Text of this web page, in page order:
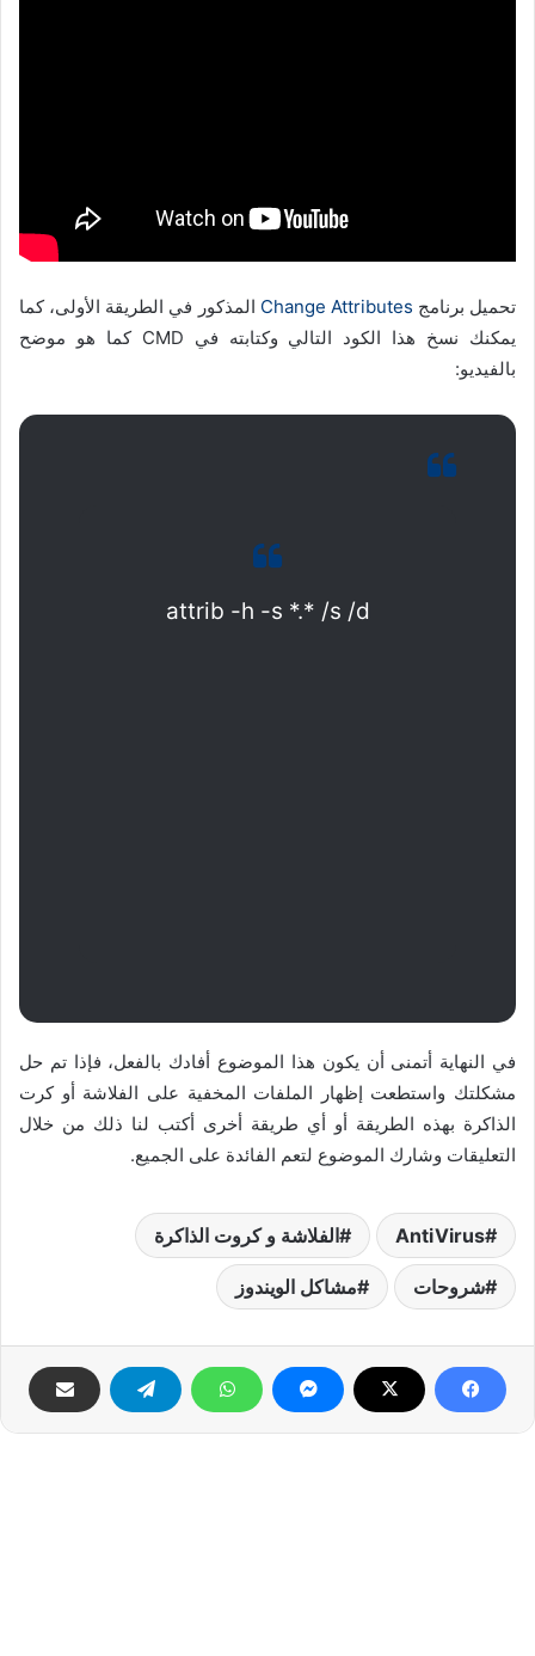
تحميل برنامج Change Attributes المذكور في الطريقة الأولى، كما
يمكنك نسخ هذا الكود التالي وكتابته في CMD كما هو موضح
بالفيديو:
attrib -h -s *.* /s /d
في النهاية أتمنى أن يكون هذا الموضوع أفادك بالفعل، فإذا تم حل
مشكلتك واستطعت إظهار الملفات المخفية على الفلاشة أو كرت
الذاكرة بهذه الطريقة أو أي طريقة أخرى أكتب لنا ذلك من خلال
التعليقات وشارك الموضوع لتعم الفائدة على الجميع.
AntiVirus الفلاشة و كروت الذاكرة
شروحات مشاكل الويندوز